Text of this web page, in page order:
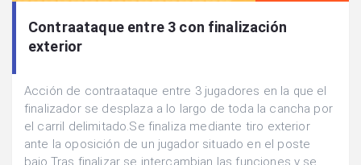
Contraataque entre 3 con finalización
exterior
Acción de contraataque entre 3 jugadores en la que el
finalizador se desplaza a lo largo de toda la cancha por
el carril delimitado.Se finaliza mediante tiro exterior
ante la oposición de un jugador situado en el poste
bajo.Tras finalizar se intercambian las funciones y se